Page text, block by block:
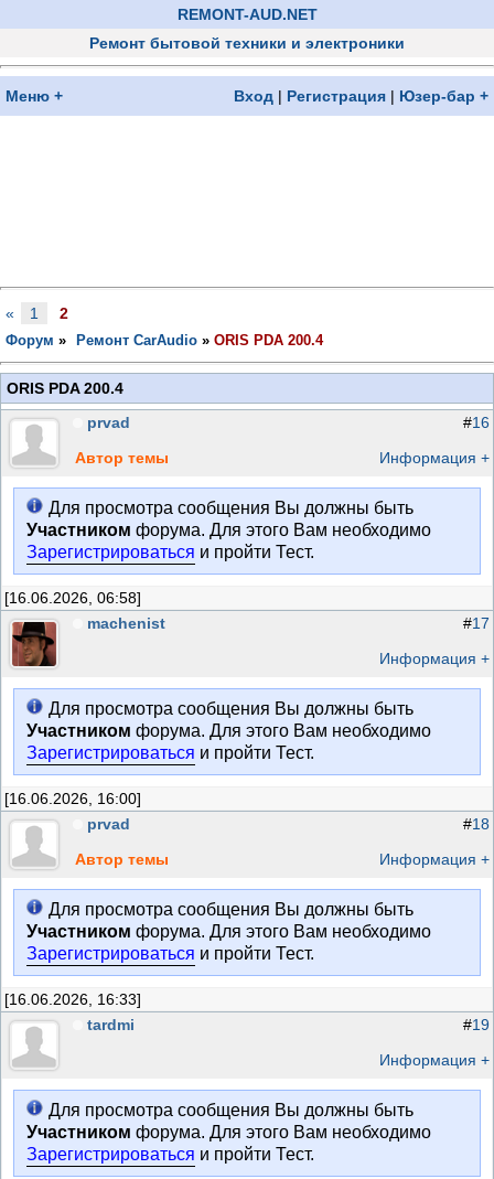
REMONT-AUD.NET
Ремонт бытовой техники и электроники
Меню + Вход | Регистрация | Юзер-бар +
« 1 2
Форум » Ремонт CarAudio » ORIS PDA 200.4
ORIS PDA 200.4
prvad
Автор темы
#16
Информация +
Для просмотра сообщения Вы должны быть
Участником форума. Для этого Вам необходимо
Зарегистрироваться и пройти Тест.
[16.06.2026, 06:58]
machenist
#17
Информация +
Для просмотра сообщения Вы должны быть
Участником форума. Для этого Вам необходимо
Зарегистрироваться и пройти Тест.
[16.06.2026, 16:00]
prvad
Автор темы
#18
Информация +
Для просмотра сообщения Вы должны быть
Участником форума. Для этого Вам необходимо
Зарегистрироваться и пройти Тест.
[16.06.2026, 16:33]
tardmi
#19
Информация +
Для просмотра сообщения Вы должны быть
Участником форума. Для этого Вам необходимо
Зарегистрироваться и пройти Тест.